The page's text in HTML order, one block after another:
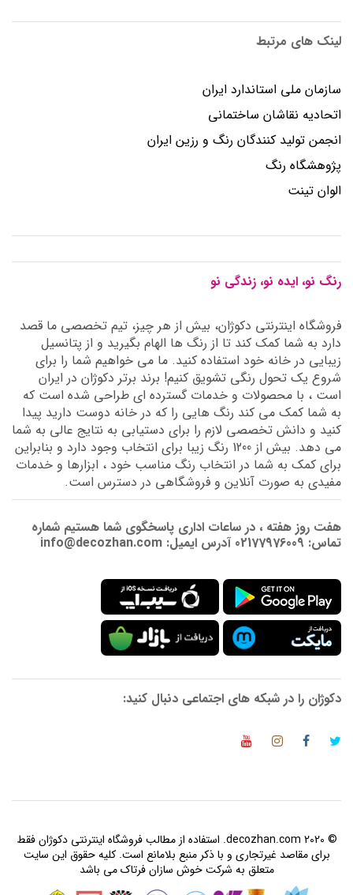
لینک های مرتبط
سازمان ملی استاندارد ایران
اتحادیه نقاشان ساختمانی
انجمن توليد كنندگان رنگ و رزين ايران
پژوهشگاه رنگ
الوان تینت
رنگ نو، ایده نو، زندگی نو
فروشگاه اینترنتی دکوژان، بیش از هر چیز، تیم تخصصی ما قصد
دارد به شما کمک کند تا از رنگ ها الهام بگیرید و از پتانسیل
زیبایی در خانه خود استفاده کنید. ما می خواهیم شما را برای
شروع یک تحول رنگی تشویق کنیم! برند برتر دکوژان در ایران
است ، با محصولات و خدمات گسترده ای طراحی شده است که
به شما کمک می کند رنگ هایی را که در خانه دوست دارید پیدا
کنید و دانش تخصصی لازم را برای دستیابی به نتایج عالی به شما
می دهد. بیش از 1200 رنگ زیبا برای انتخاب وجود دارد و بنابراین
برای کمک به شما در انتخاب رنگ مناسب خود ، ابزارها و خدمات
مفیدی به صورت آنلاین و فروشگاهی در دسترس است.
هفت روز هفته ، در ساعات اداری پاسخگوی شما هستیم شماره
تماس: 02177976009 آدرس ایمیل: info@decozhan.com
دکوژان را در شبکه های اجتماعی دنبال کنید:
© 2020 decozhan.com. استفاده از مطالب فروشگاه اینترنتی دکوژان فقط
برای مقاصد غیرتجاری و با ذکر منبع بلامانع است. کلیه حقوق این سایت
متعلق به شرکت خوش سازان فرتاک می باشد